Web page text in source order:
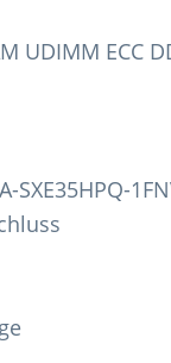
UDIMM ECC
SXE35HPQ-